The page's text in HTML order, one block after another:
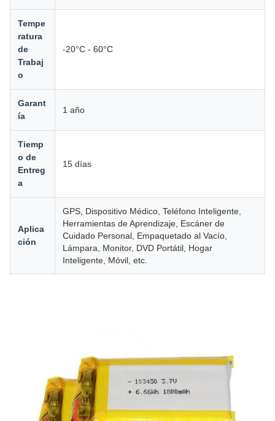
Tempe
ratura
de
Trabaj
o
-20°C - 60°C
Garant
ía
1 año
Tiemp
o de
Entreg
a
15 días
Aplica
ción
GPS, Dispositivo Médico, Teléfono Inteligente,
Herramientas de Aprendizaje, Escáner de
Cuidado Personal, Empaquetado al Vacío,
Lámpara, Monitor, DVD Portátil, Hogar
Inteligente, Móvil, etc.